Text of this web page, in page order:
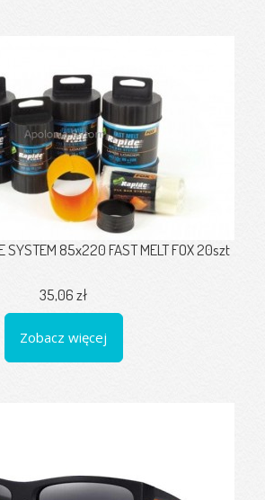
SYSTEM 85x220 FAST MELT FOX 20szt
35,06 zł
Zobacz więcej